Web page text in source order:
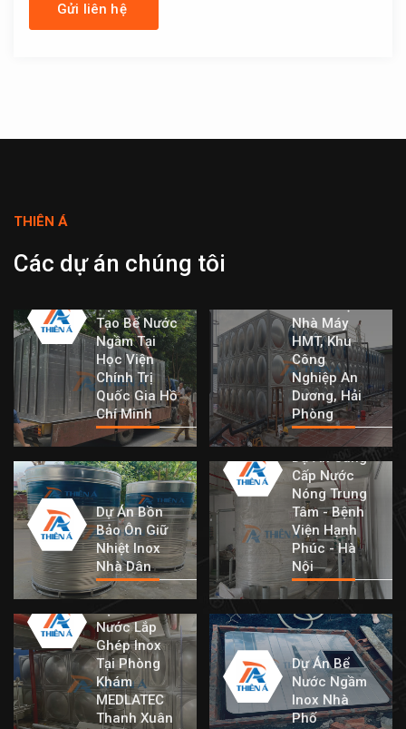
THIÊN Á
Các dự án chúng tôi
Tạo Bể Nước
Ngầm Tại
Học Viện
Chính Trị
Quốc Gia Hồ
Chí Minh
Nhà Máy
HMT, Khu
Công
Nghiệp An
Dương, Hải
Phòng
Dự Án Bồn
Bảo Ôn Giữ
Nhiệt Inox
Nhà Dân
Dự Án Cung
Cấp Nước
Nóng Trung
Tâm - Bệnh
Viện Hạnh
Phúc - Hà
Nội
Nước Lắp
Ghép Inox
Tại Phòng
Khám
MEDLATEC
Thanh Xuân
Dự Án Bể
Nước Ngầm
Inox Nhà
Phố